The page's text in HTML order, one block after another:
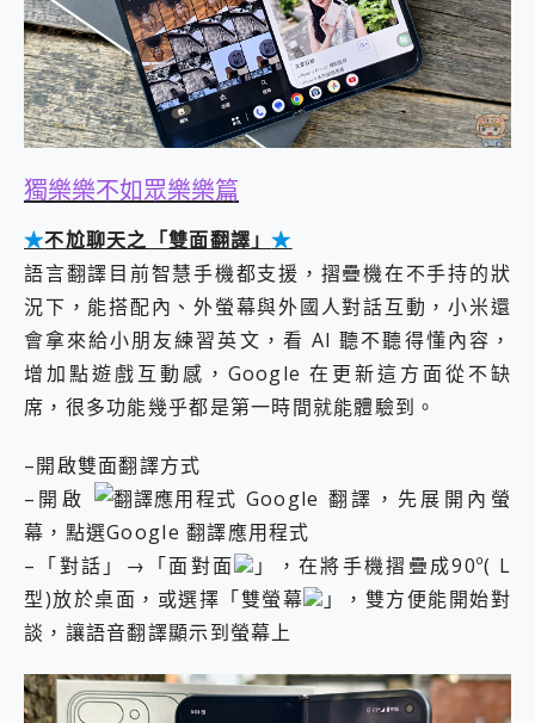
獨樂樂不如眾樂樂篇
★不尬聊天之「雙面翻譯」★
語言翻譯目前智慧手機都支援，摺疊機在不手持的狀
況下，能搭配內、外螢幕與外國人對話互動，小米還
會拿來給小朋友練習英文，看 AI 聽不聽得懂內容，
增加點遊戲互動感，Google 在更新這方面從不缺
席，很多功能幾乎都是第一時間就能體驗到。
–開啟雙面翻譯方式
–開啟
Google 翻譯，先展開內螢
幕，點選Google 翻譯應用程式
–「對話」→「面對面
」，在將手機摺疊成90º( L
型)放於桌面，或選擇「雙螢幕
」，雙方便能開始對
談，讓語音翻譯顯示到螢幕上